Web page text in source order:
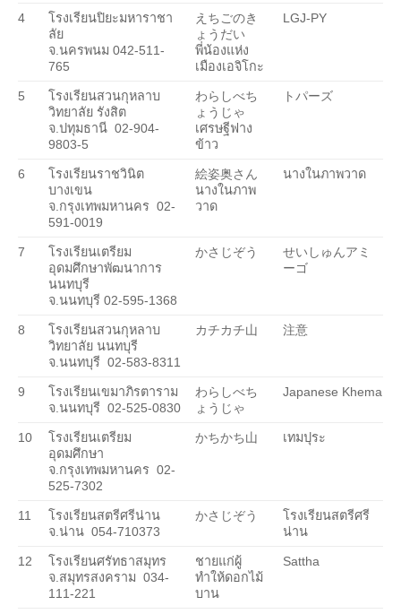
4
โรงเรียนปิยะมหาราชา
ลัย
จ.นครพนม 042-511-
765
えちごのき
ょうだい
พี่น้องแห่ง
เมืองเอจิโกะ
LGJ-PY
5
โรงเรียนสวนกุหลาบ
วิทยาลัย รังสิต
จ.ปทุมธานี 02-904-
9803-5
わらしべち
ょうじゃ
เศรษฐีฟาง
ข้าว
トパーズ
6
โรงเรียนราชวินิต
บางเขน
จ.กรุงเทพมหานคร 02-
591-0019
絵姿奥さん
นางในภาพ
วาด
นางในภาพวาด
7
โรงเรียนเตรียม
อุดมศึกษาพัฒนาการ
นนทบุรี
จ.นนทบุรี 02-595-1368
かさじぞう
せいしゅんアミ
ーゴ
8
โรงเรียนสวนกุหลาบ
วิทยาลัย นนทบุรี
จ.นนทบุรี 02-583-8311
カチカチ山 注意
9
โรงเรียนเขมาภิรตาราม
จ.นนทบุรี 02-525-0830
わらしべち
ょうじゃ
Japanese Khema
10
โรงเรียนเตรียม
อุดมศึกษา
จ.กรุงเทพมหานคร 02-
525-7302
かちかち山 เทมปุระ
11
โรงเรียนสตรีศรีน่าน
จ.น่าน 054-710373
かさじぞう
โรงเรียนสตรีศรี
น่าน
12
โรงเรียนศรัทธาสมุทร
จ.สมุทรสงคราม 034-
111-221
ชายแก่ผู้
ทำให้ดอกไม้
บาน
Sattha